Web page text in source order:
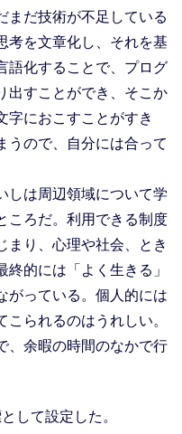
まだ技術が不足している
考を文章化し、それを基
語化することで、プログ
出すことができ、そこか
字におこすことがすき
うので、自分には合って
は周辺領域について学
ころだ。利用できる制度
まり、心理や社会、とき
的には「よく生きる」
がっている。個人的には
られるのはうれしい。
、余暇の時間のなかで行
して設定した。